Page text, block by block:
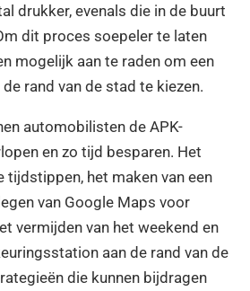
drukker, evenals die in de buurt
dit proces soepeler te laten
mogelijk aan te raden om een
rand van de stad te kiezen.
automobilisten de APK-
en zo tijd besparen. Het
tijdstippen, het maken van een
van Google Maps voor
vermijden van het weekend en
aan de rand van de
die kunnen bijdragen